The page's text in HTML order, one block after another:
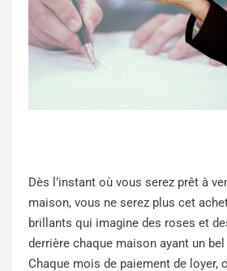
Dès l’instant où vous serez prêt à
maison, vous ne serez plus cet
brillants qui imagine des roses et
derrière chaque maison ayant un
Chaque mois de paiement de loyer,